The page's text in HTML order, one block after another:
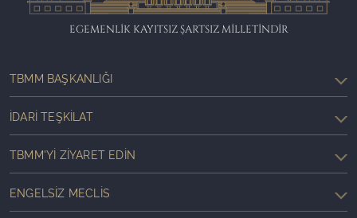
EGEMENLİK KAYITSIZ ŞARTSIZ MİLLETİNDİR
TBMM BAŞKANLIĞI
İDARI TEŞKILAT
TBMM'YI ZIYARET EDIN
ENGELSIZ MECLIS